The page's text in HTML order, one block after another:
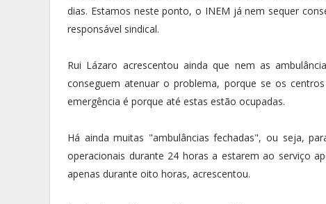
dias. Estamos neste ponto, o INEM já nem sequer
responsável sindical.
Rui Lázaro acrescentou ainda que nem as
conseguem atenuar o problema, porque se os
emergência é porque até estas estão ocupadas.
Há ainda muitas "ambulâncias fechadas", ou seja,
operacionais durante 24 horas a estarem ao serviço
apenas durante oito horas, acrescentou.